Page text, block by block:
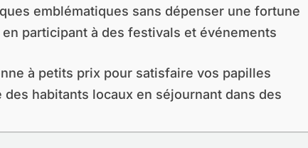
emblématiques sans dépenser une fortune
participant à des festivals et événements
à petits prix pour satisfaire vos papilles
habitants locaux en séjournant dans des